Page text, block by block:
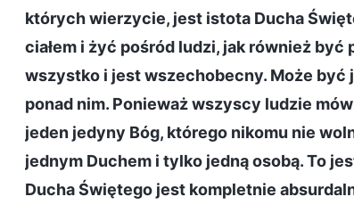
których wierzycie, jest istota Ducha
ciałem i żyć pośród ludzi, jak również
wszystko i jest wszechobecny. Może być
ponad nim. Ponieważ wszyscy ludzie
jeden jedyny Bóg, którego nikomu nie
jednym Duchem i tylko jedną osobą. To
Ducha Świętego jest kompletnie